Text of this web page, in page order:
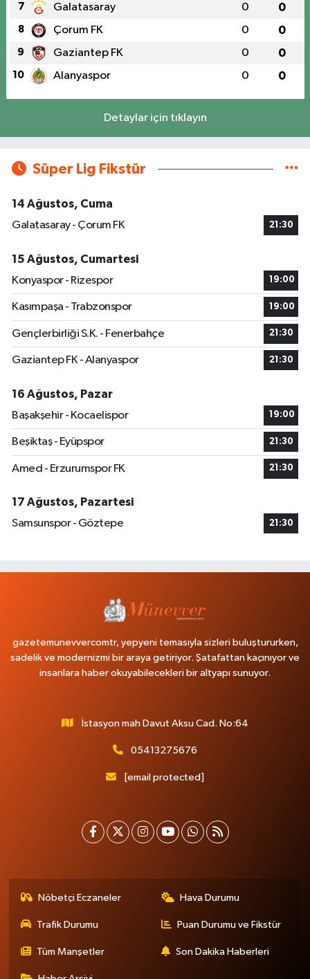
7 Galatasaray 0 0
8 Çorum FK 0 0
9 Gaziantep FK 0 0
10 Alanyaspor 0 0
Detaylar için tıklayın
Süper Lig Fikstür
14 Ağustos, Cuma
Galatasaray - Çorum FK
21:30
15 Ağustos, Cumartesi
Konyaspor - Rizespor
19:00
Kasımpaşa - Trabzonspor 19:00
Gençlerbirliği S.K. - Fenerbahçe 21:30
Gaziantep FK - Alanyaspor 21:30
16 Ağustos, Pazar
Başakşehir - Kocaelispor
19:00
Beşiktaş - Eyüpspor 21:30
Amed - Erzurumspor FK 21:30
17 Ağustos, Pazartesi
Samsunspor - Göztepe
21:30
gazetemunevvercomtr, yepyeni temasıyla sizleri buluştururken,
sadelik ve modernizmi bir araya getiriyor. Şatafattan kaçınıyor ve
insanlara haber okuyabilecekleri bir altyapı sunuyor.
İstasyon mah Davut Aksu Cad. No:64
05413275676
[email protected]
Nöbetçi Eczaneler Hava Durumu
Trafik Durumu Puan Durumu ve Fikstür
Tüm Manşetler Son Dakika Haberleri